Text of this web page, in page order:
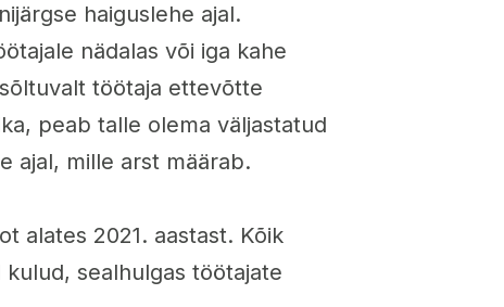
haiguslehe ajal.
nädalas või iga kahe
töötaja ettevõtte
peab talle olema väljastatud
ajal, mille arst määrab.
alates 2021. aastast. Kõik
sealhulgas töötajate